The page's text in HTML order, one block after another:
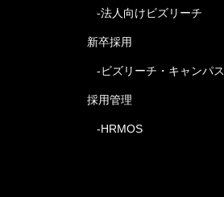
法人向けビズリーチ
新卒採用
ビズリーチ・キャンパス
採用管理
HRMOS